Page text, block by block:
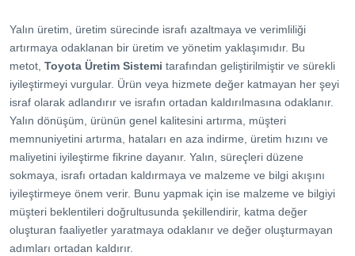
Yalın üretim, üretim sürecinde israfı azaltmaya ve verimliliği
artırmaya odaklanan bir üretim ve yönetim yaklaşımıdır. Bu
metot, Toyota Üretim Sistemi tarafından geliştirilmiştir ve sürekli
iyileştirmeyi vurgular. Ürün veya hizmete değer katmayan her şeyi
israf olarak adlandırır ve israfın ortadan kaldırılmasına odaklanır.
Yalın dönüşüm, ürünün genel kalitesini artırma, müşteri
memnuniyetini artırma, hataları en aza indirme, üretim hızını ve
maliyetini iyileştirme fikrine dayanır. Yalın, süreçleri düzene
sokmaya, israfı ortadan kaldırmaya ve malzeme ve bilgi akışını
iyileştirmeye önem verir. Bunu yapmak için ise malzeme ve bilgiyi
müşteri beklentileri doğrultusunda şekillendirir, katma değer
oluşturan faaliyetler yaratmaya odaklanır ve değer oluşturmayan
adımları ortadan kaldırır.